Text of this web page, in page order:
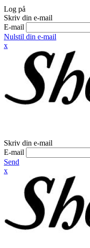
Log på
Skriv din e-mail
E-mail
Nulstil din e-mail
x
Skriv din e-mail
E-mail
Send
x